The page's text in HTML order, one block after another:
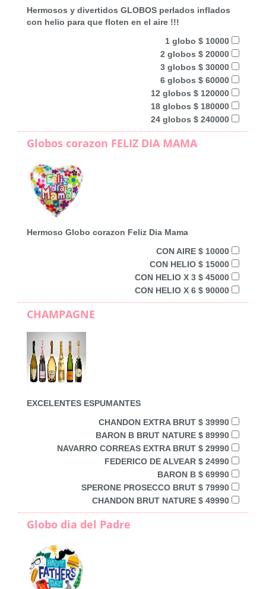
Hermosos y divertidos GLOBOS perlados inflados
con helio para que floten en el aire !!!
1 globo $ 10000
2 globos $ 20000
3 globos $ 30000
6 globos $ 60000
12 globos $ 120000
18 globos $ 180000
24 globos $ 240000
Globos corazon FELIZ DIA MAMA
Hermoso Globo corazon Feliz Dia Mama
CON AIRE $ 10000
CON HELIO $ 15000
CON HELIO X 3 $ 45000
CON HELIO X 6 $ 90000
CHAMPAGNE
EXCELENTES ESPUMANTES
CHANDON EXTRA BRUT $ 39990
BARON B BRUT NATURE $ 89990
NAVARRO CORREAS EXTRA BRUT $ 29990
FEDERICO DE ALVEAR $ 24990
BARON B $ 69990
SPERONE PROSECCO BRUT $ 79990
CHANDON BRUT NATURE $ 49990
Globo dia del Padre